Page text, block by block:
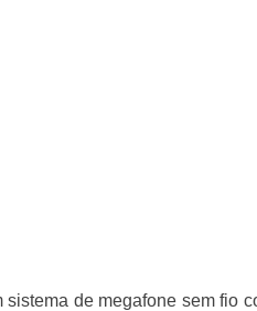
sistema de megafone sem fio